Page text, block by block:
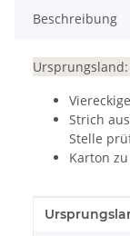
Beschreibung
Strich
Stelle
Karton
Wert